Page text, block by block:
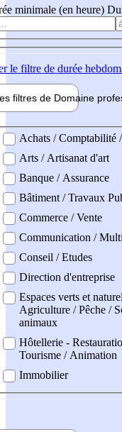
minimale (en heure)
le filtre de durée
filtres de Domaine pro
professionel
Achats / Comptabilité
Arts / Artisanat d'art
Banque / Assurance
Bâtiment / Travaux
Commerce / Vente
Communication /
Conseil / Etudes
Direction d'entreprise
Espaces verts et
Agriculture / Pêche /
animaux
Hôtellerie -
Tourisme / Animation
Immobilier